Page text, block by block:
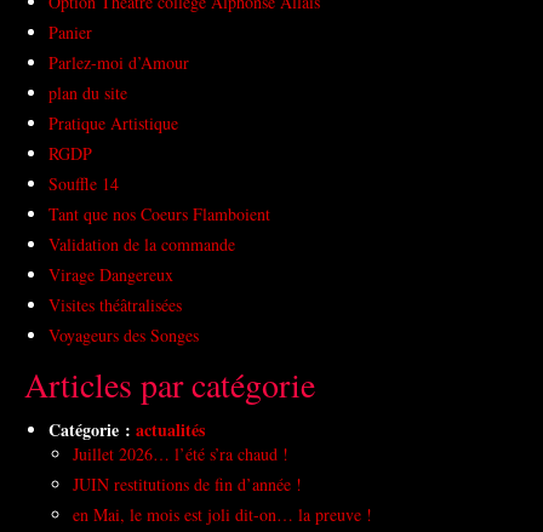
Panier
Parlez-moi d’Amour
plan du site
Pratique Artistique
RGDP
Souffle 14
Tant que nos Coeurs Flamboient
Validation de la commande
Virage Dangereux
Visites théâtralisées
Voyageurs des Songes
Articles par catégorie
Catégorie : actualités
Juillet 2026… l’été s’ra chaud !
JUIN restitutions de fin d’année !
en Mai, le mois est joli dit-on… la preuve !